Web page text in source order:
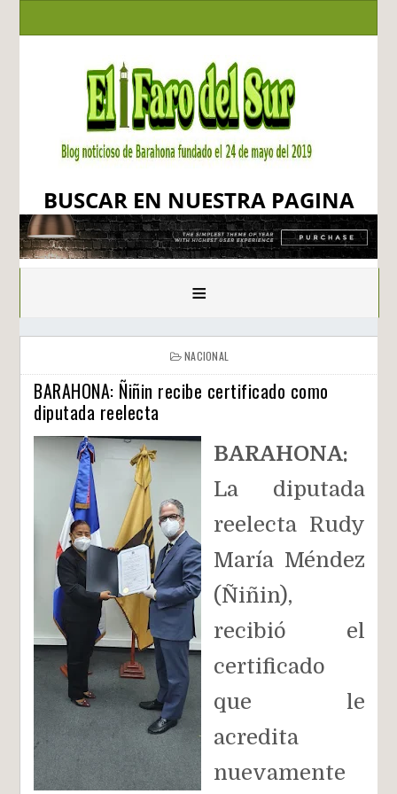
BUSCAR EN NUESTRA PAGINA
≡
NACIONAL
BARAHONA: Ñiñin recibe certificado como
diputada reelecta
BARAHONA:
La diputada
reelecta Rudy
María Méndez
(Ñiñin),
recibió el
certificado
que le
acredita
nuevamente